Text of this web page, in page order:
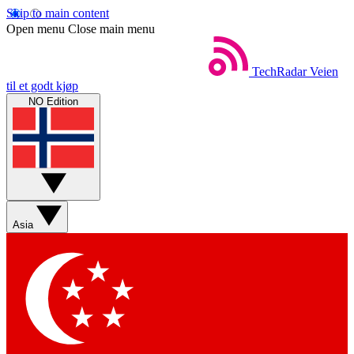
Skip to main content
Open menu Close main menu
TechRadar Veien
til et godt kjøp
NO Edition
Asia